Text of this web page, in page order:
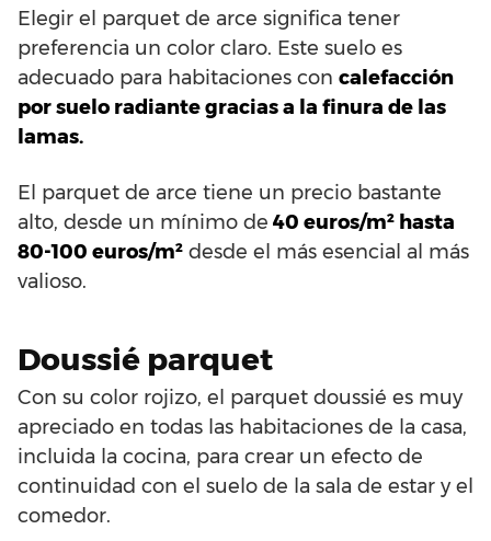
Elegir el parquet de arce significa tener
preferencia un color claro. Este suelo es
adecuado para habitaciones con calefacción
por suelo radiante gracias a la finura de las
lamas.
El parquet de arce tiene un precio bastante
alto, desde un mínimo de 40 euros/m² hasta
80-100 euros/m² desde el más esencial al más
valioso.
Doussié parquet
Con su color rojizo, el parquet doussié es muy
apreciado en todas las habitaciones de la casa,
incluida la cocina, para crear un efecto de
continuidad con el suelo de la sala de estar y el
comedor.